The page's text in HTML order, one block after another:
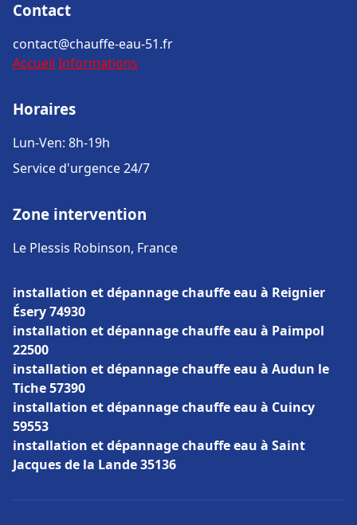
Contact
contact@chauffe-eau-51.fr
Accueil Informations
Horaires
Lun-Ven: 8h-19h
Service d'urgence 24/7
Zone intervention
Le Plessis Robinson, France
installation et dépannage chauffe eau à Reignier
Ésery 74930
installation et dépannage chauffe eau à Paimpol
22500
installation et dépannage chauffe eau à Audun le
Tiche 57390
installation et dépannage chauffe eau à Cuincy
59553
installation et dépannage chauffe eau à Saint
Jacques de la Lande 35136